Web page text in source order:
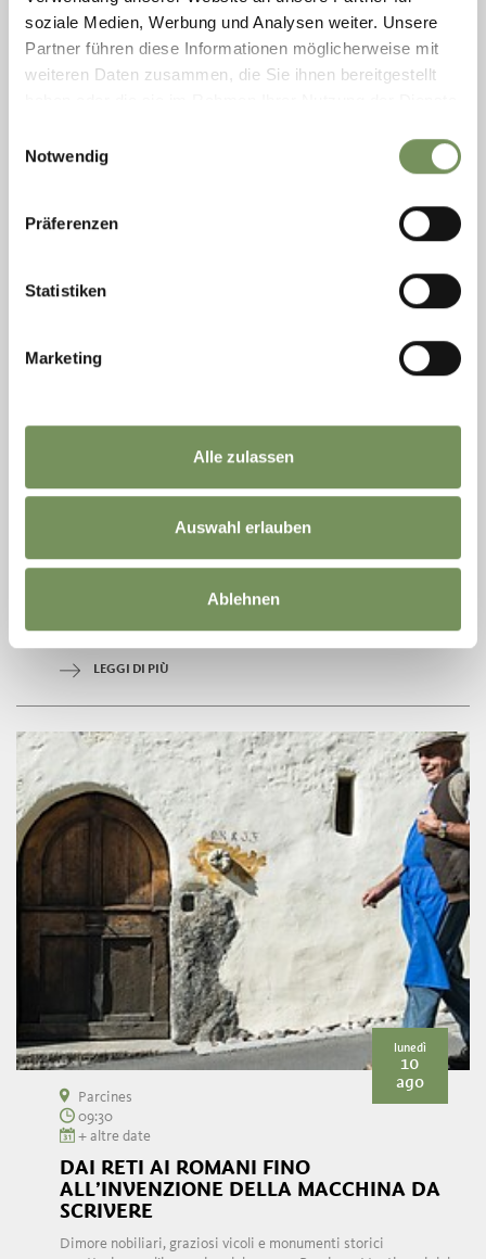
soziale Medien, Werbung und Analysen weiter. Unsere
Partner führen diese Informationen möglicherweise mit
weiteren Daten zusammen, die Sie ihnen bereitgestellt
Notwendig
Präferenzen
Statistiken
Marketing
Alle zulassen
Auswahl erlauben
Ablehnen
10 & 14 Bambini (5-13 anni): € 40,00 Adulti: € 50,00 Durata: ca. 3
LEGGI DI PIÙ
Rablà
SUP - STAND UP PADDLING SULL'ADIGE
Stand up paddling sul fiume Adige con le guida esperta di Rafting
LEGGI DI PIÙ
lunedì
10
ago
Parcines
09:30
+ altre date
DAI RETI AI ROMANI FINO
ALL’INVENZIONE DELLA MACCHINA DA
SCRIVERE
Dimore nobiliari, graziosi vicoli e monumenti storici